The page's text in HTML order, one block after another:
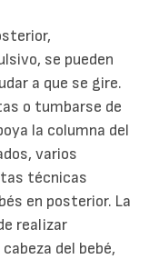
se pueden
a que se gire.
o tumbarse de
la columna del
varios
técnicas
en posterior. La
realizar
del bebé,